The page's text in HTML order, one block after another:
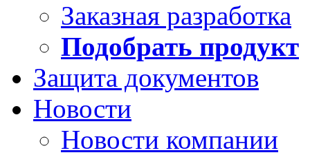
Заказная разработка
Подобрать продукт
Защита документов
Новости
Новости компании